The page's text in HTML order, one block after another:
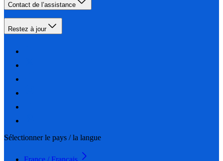
Contact de l’assistance
Restez à jour
Sélectionner le pays / la langue
France / Français